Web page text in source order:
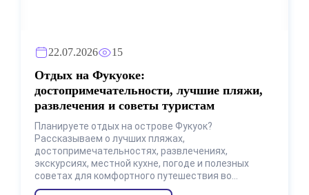
22.07.2026 15
Отдых на Фукуоке:
достопримечательности, лучшие пляжи,
развлечения и советы туристам
Планируете отдых на острове Фукуок?
Рассказываем о лучших пляжах,
достопримечательностях, развлечениях,
экскурсиях, местной кухне, погоде и полезных
советах для комфортного путешествия во
Вьетнам.